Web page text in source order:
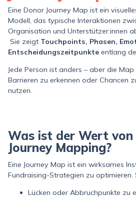
Eine Donor Journey Map ist ein
Modell, das typische Interaktionen
Organisation und Unterstützer:innen
Sie zeigt Touchpoints, Phasen,
Entscheidungszeitpunkte entlang
Jede Person ist anders – aber die
Barrieren zu erkennen oder Chancen
nutzen.
Was ist der Wert
Journey Mapping?
Eine Journey Map ist ein wirksames
Fundraising-Strategien zu optimieren.
Lücken oder Abbruchpunkte zu